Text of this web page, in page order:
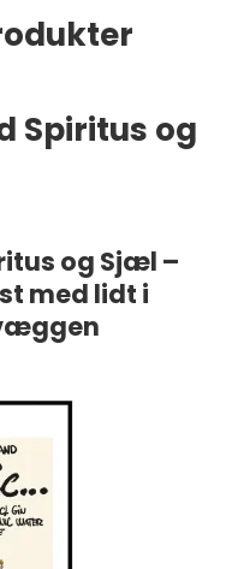
Spiritus og
og Sjæl –
med lidt i